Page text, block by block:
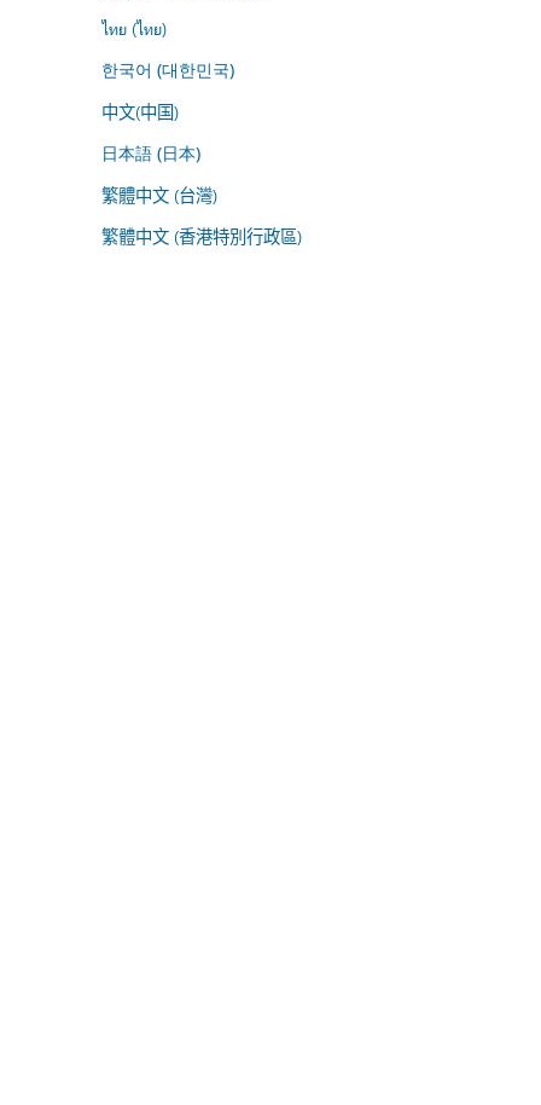
ไทย (ไทย)
한국어 (대한민국)
中文(中国)
日本語 (日本)
繁體中文 (台灣)
繁體中文 (香港特別行政區)